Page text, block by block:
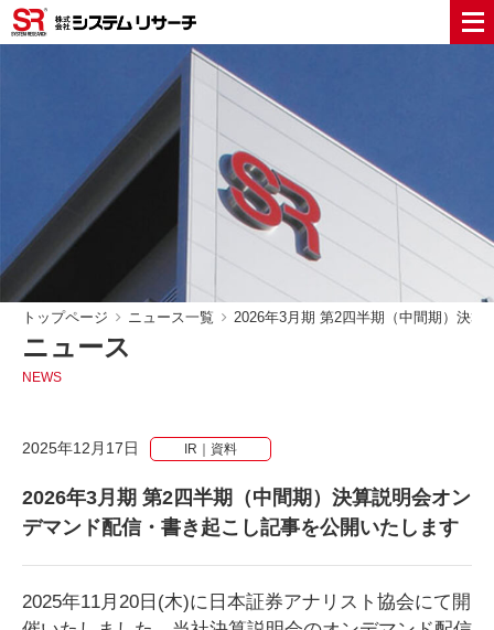
トップページ ニュース一覧 2026年3月期 第2四半期（中間期）決
ニュース
NEWS
2025年12月17日 IR｜資料
2026年3月期 第2四半期（中間期）決算説明会オン
デマンド配信・書き起こし記事を公開いたします
2025年11月20日(木)に日本証券アナリスト協会にて開